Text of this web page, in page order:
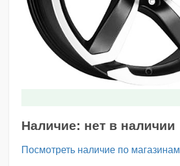
Наличие: нет в наличии
Посмотреть наличие по магазинам